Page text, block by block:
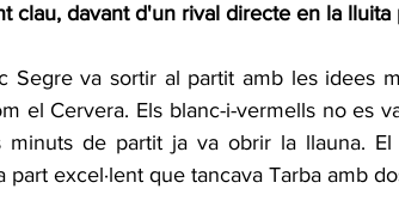
clau, davant d'un rival directe en la
Segre va sortir al partit amb les idees
el Cervera. Els blanc-i-vermells no es
minuts de partit ja va obrir la llauna.
part excel·lent que tancava Tarba amb